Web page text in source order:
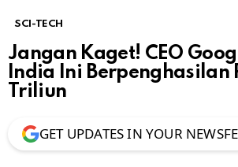
SCI-TECH
Jangan Kaget! CEO
India Ini Berpenghasilan
Triliun
GET UPDATES IN YOUR